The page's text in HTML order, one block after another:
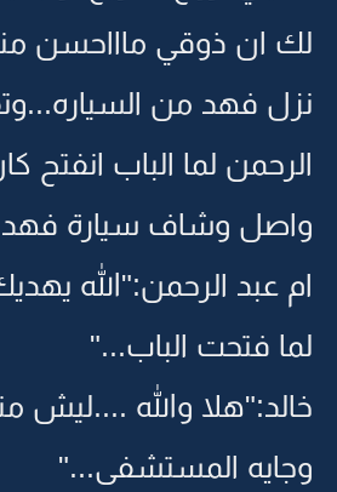
لك ان ذوقي ماااحسن
نزل فهد من
الرحمن لما الباب انفتح
واصل وشاف سيارة
ام عبد الرحمن:"الله
لما فتحت الباب..."
خالد:"هلا والله ....ليش
وجايه المستشفى..."